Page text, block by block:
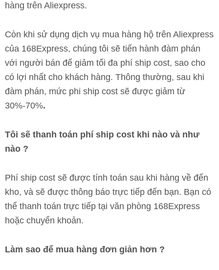
hàng trên Aliexpress.
Còn khi sử dụng dịch vụ mua hàng hộ trên Aliexpress
của 168Express, chúng tôi sẽ tiến hành đàm phán
với người bán để giảm tối đa phí ship cost, sao cho
có lợi nhất cho khách hàng. Thông thường, sau khi
đàm phán, mức phi ship cost sẽ được giảm từ
30%-70%.
Tôi sẽ thanh toán phí ship cost khi nào và như
nào ?
Phí ship cost sẽ được tính toán sau khi hàng về đến
kho, và sẽ được thông báo trực tiếp đến bạn. Bạn có
thể thanh toán trực tiếp tại văn phòng 168Express
hoặc chuyển khoản.
Làm sao để mua hàng đơn giản hơn ?